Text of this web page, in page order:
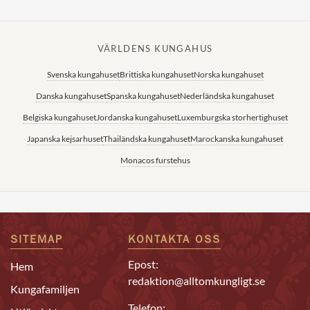
VÄRLDENS KUNGAHUS
Svenska kungahusetBrittiska kungahusetNorska kungahuset
Danska kungahusetSpanska kungahusetNederländska kungahuset
Belgiska kungahusetJordanska kungahusetLuxemburgska storhertighuset
Japanska kejsarhusetThailändska kungahusetMarockanska kungahuset
Monacos furstehus
SITEMAP
Hem
Kungafamiljen
KONTAKTA OSS
Epost:
redaktion@alltomkungligt.se